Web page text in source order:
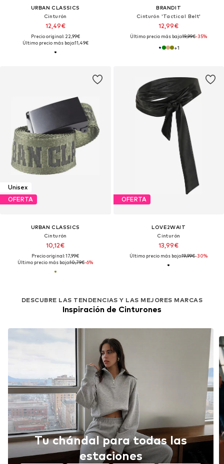
URBAN CLASSICS
Cinturón
12,49€
Precio original: 22,99€
Último precio más bajo:11,49€
BRANDIT
Cinturón 'Tactical Belt'
12,99€
Último precio más bajo:19,99€-35%
+1
Unisex
OFERTA
URBAN CLASSICS
Cinturón
10,12€
Precio original: 17,99€
Último precio más bajo:10,79€-6%
OFERTA
LOVE2WAIT
Cinturón
13,99€
Último precio más bajo:19,99€-30%
DESCUBRE LAS TENDENCIAS Y LAS MEJORES MARCAS
Inspiración de Cinturones
Tu chándal para todas las
estaciones